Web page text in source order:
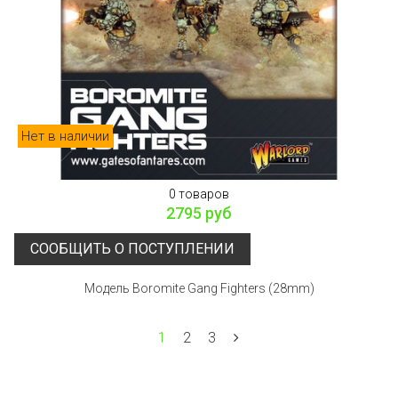
Нет в наличии
0 товаров
2795 руб
СООБЩИТЬ О ПОСТУПЛЕНИИ
Модель Boromite Gang Fighters (28mm)
1 2 3